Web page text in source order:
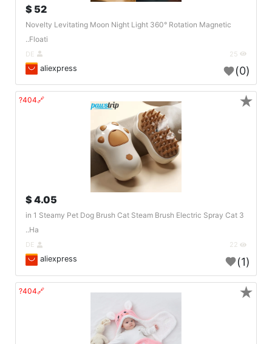
52 $
Novelty Levitating Moon Night Light 360° Rotation Magnetic
Floati..
aliexpress (0)
🔗404?
4.05 $
3 in 1 Steamy Pet Dog Brush Cat Steam Brush Electric Spray Cat
Ha..
aliexpress (1)
★
🔗404? ★